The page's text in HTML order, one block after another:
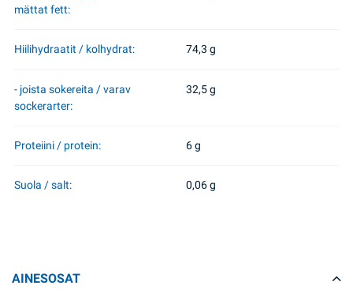
mättat fett:
Hiilihydraatit / kolhydrat: 74,3 g
- joista sokereita / varav
sockerarter:
32,5 g
Proteiini / protein: 6 g
Suola / salt: 0,06 g
AINESOSAT